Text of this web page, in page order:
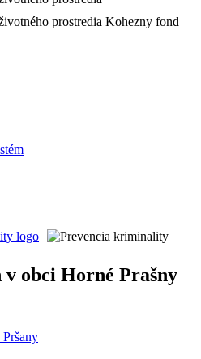
obci Horné Prašny